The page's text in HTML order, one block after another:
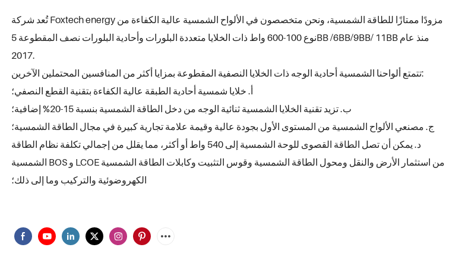
تُعد شركة Foxtech energy مزودًا ممتازًا للطاقة الشمسية، ونحن متخصصون في الألواح الشمسية عالية الكفاءة من
نوع 100-600 واط ذات الخلايا متعددة البلورات وأحادية البلورات نصف المقطوعة 5BB /6BB/9BB/ 11BB منذ عام
2017.
تتمتع ألواحنا الشمسية أحادية الوجه ذات الخلايا النصفية المقطوعة بمزايا أكثر من المنافسين المحتملين الآخرين:
أ. خلايا شمسية أحادية الطبقة عالية الكفاءة بتقنية القطع النصفي؛
ب. تزيد تقنية الخلايا الشمسية ثنائية الوجه من دخل الطاقة الشمسية بنسبة 15-20% إضافية؛
ج. مصنعي الألواح الشمسية من المستوى الأول بجودة عالية وقيمة علامة تجارية كبيرة في مجال الطاقة الشمسية؛
د. يمكن أن تصل الطاقة القصوى للوحة الشمسية إلى 540 واط أو أكثر، مما يقلل من إجمالي تكلفة نظام الطاقة
الشمسية BOS و LCOE من استثمار الأرض والنقل ومحول الطاقة الشمسية وقوس التثبيت وكابلات الطاقة الشمسية
الكهروضوئية والتركيب وما إلى ذلك؛